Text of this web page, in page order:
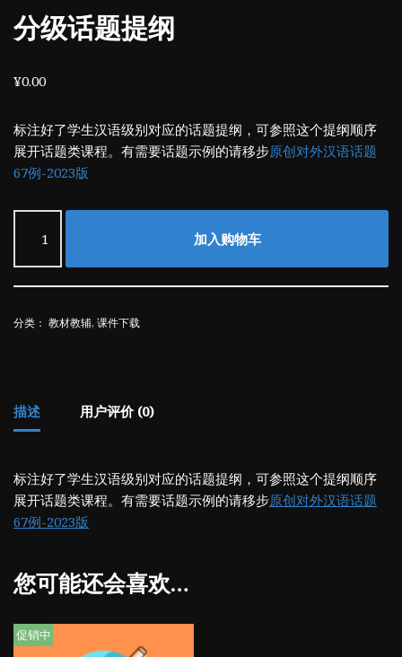
分级话题提纲
¥0.00
标注好了学生汉语级别对应的话题提纲，可参照这个提纲顺序
展开话题类课程。有需要话题示例的请移步原创对外汉语话题
67例-2023版
加入购物车
分类： 教材教辅, 课件下载
描述 用户评价 (0)
标注好了学生汉语级别对应的话题提纲，可参照这个提纲顺序
展开话题类课程。有需要话题示例的请移步原创对外汉语话题
67例-2023版
您可能还会喜欢…
促销中